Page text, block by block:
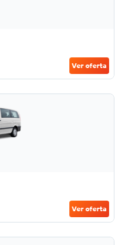
Ver oferta
Ver oferta